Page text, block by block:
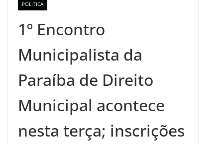
POLITICA
1º Encontro
Municipalista da
Paraíba de Direito
Municipal acontece
nesta terça; inscrições